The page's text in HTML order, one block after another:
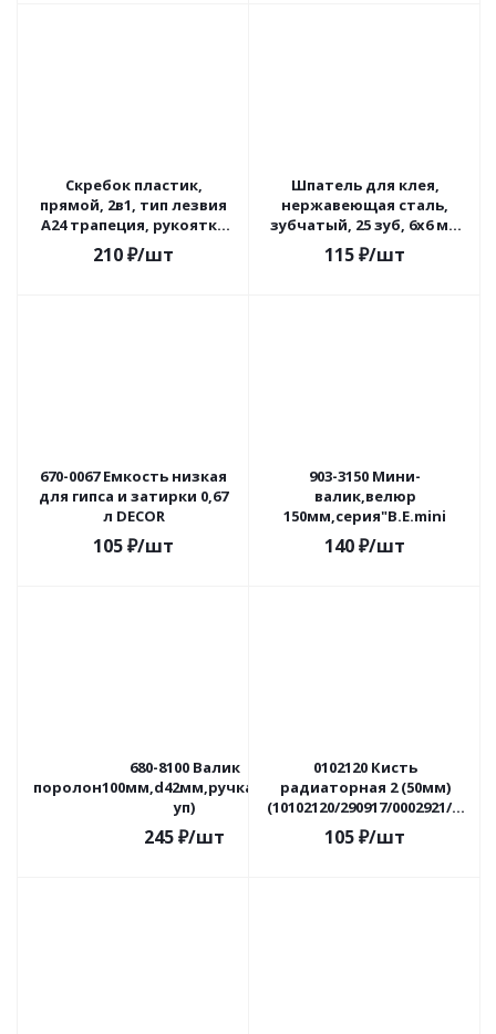
Скребок пластик,
прямой, 2в1, тип лезвия
А24 трапеция, рукоятка
пластик, Зубр, 8555
210₽/шт
Шпатель для клея,
нержавеющая сталь,
зубчатый, 25 зуб, 6х6 мм
(Беларусь)
115₽/шт
670-0067 Емкость низкая
для гипса и затирки 0,67
л DECOR
105₽/шт
903-3150 Мини-
валик,велюр
150мм,серия"В.E.mini
140₽/шт
680-8100 Валик
поролон100мм,d42мм,ручка6мм(80шт/
уп)
245₽/шт
0102120 Кисть
радиаторная 2 (50мм)
(10102120/290917/0002921/1,
Китай)
105₽/шт